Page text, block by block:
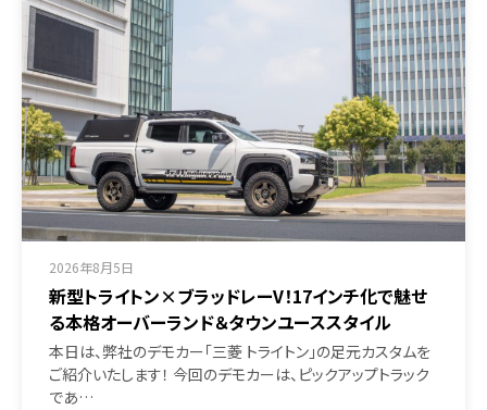
2026年8月5日
新型トライトン×ブラッドレーV！17インチ化で魅せ
る本格オーバーランド＆タウンユーススタイル
本日は、弊社のデモカー「三菱 トライトン」の足元カスタムを
ご紹介いたします！ 今回のデモカーは、ピックアップトラック
であ…